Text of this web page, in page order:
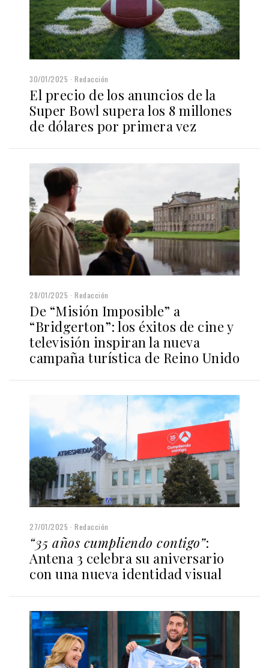
30/01/2025 Redacción
El precio de los anuncios de la
Super Bowl supera los 8 millones
de dólares por primera vez
28/01/2025 Redacción
De “Misión Imposible” a
“Bridgerton”: los éxitos de cine y
televisión inspiran la nueva
campaña turística de Reino Unido
27/01/2025 Redacción
“35 años cumpliendo contigo”:
Antena 3 celebra su aniversario
con una nueva identidad visual